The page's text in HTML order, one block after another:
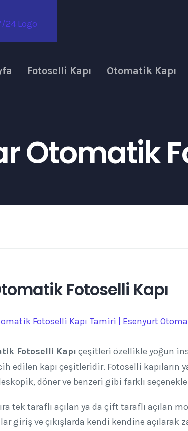
Fotoselli Kapı Otomatik Kapı
Otomatik
Fotoselli Kapı
Fotoselli Kapı çeşitleri özellikle yoğun
edilen kapı çeşitleridir. Fotoselli kapıların
döner ve benzeri gibi farklı
tek taraflı açılan ya da çift taraflı açılan
giriş ve çıkışlarda kendi kendine açılarak